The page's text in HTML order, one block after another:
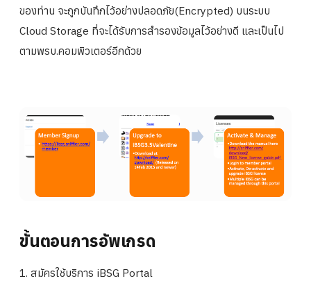
ของท่าน จะถูกบันทึกไว้อย่างปลอดภัย(Encrypted) บนระบบ
Cloud Storage ที่จะได้รับการสำรองข้อมูลไว้อย่างดี และเป็นไป
ตามพรบ.คอมพิวเตอร์อีกด้วย
ขั้นตอนการอัพเกรด
1. สมัครใช้บริการ iBSG Portal